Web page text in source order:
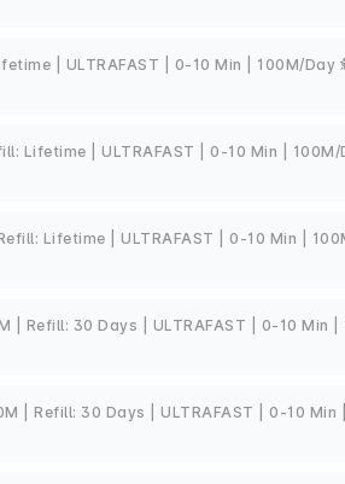
| ULTRAFAST | 0-10 Min | 100M/Day
Lifetime | ULTRAFAST | 0-10 Min | 100M/
Lifetime | ULTRAFAST | 0-10 Min |
| Refill: 30 Days | ULTRAFAST | 0-10 Min |
| Refill: 30 Days | ULTRAFAST | 0-10 Min